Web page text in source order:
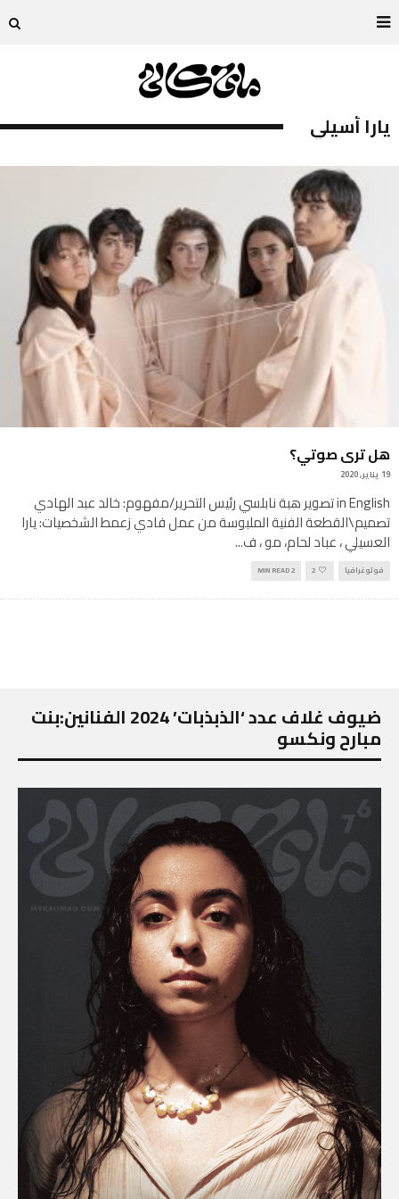
يارا أسيلي
هل ترى صوتي؟
19 يناير, 2020
in English تصوير هبة نابلسي رئيس التحرير/مفهوم: خالد عبد الهادي
تصميم\القطعة الفنية الملبوسة من عمل فادي زعمط الشخصيات: يارا
العسيلي ، عباد لحام، مو ، ف...
فوتوغرافيا 2
2 MIN READ
ضيوف غلاف عدد ‘الذبذبات’ 2024 الفنانين:بنت
مبارح ونكسو